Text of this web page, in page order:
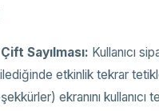
Sayılması: Kullanıcı
etkinlik tekrar
ekranını kullanıcı